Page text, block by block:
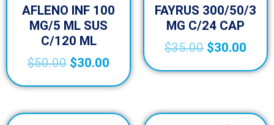
AFLENO INF 100
MG/5 ML SUS
C/120 ML
$50.00 $30.00
FAYRUS 300/50/3
MG C/24 CAP
$35.00 $30.00